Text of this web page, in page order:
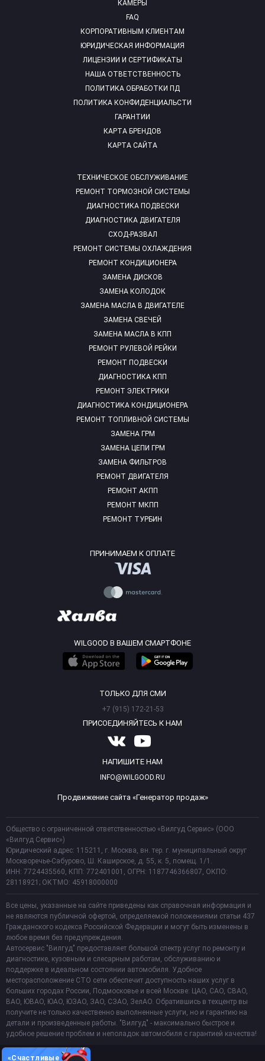
КАМЕРЫ
FAQ
ТЕХНИЧЕСКОЕ ОБСЛУЖИВАНИЕ
РЕМОНТ ТОРМОЗНОЙ СИСТЕМЫ
ДИАГНОСТИКА ПОДВЕСКИ
ДИАГНОСТИКА ДВИГАТЕЛЯ
СХОД-РАЗВАЛ
РЕМОНТ СИСТЕМЫ ОХЛАЖДЕНИЯ
РЕМОНТ КОНДИЦИОНЕРА
ЗАМЕНА ДИСКОВ
ЗАМЕНА КОЛОДОК
ЗАМЕНА МАСЛА В ДВИГАТЕЛЕ
ЗАМЕНА СВЕЧЕЙ
ЗАМЕНА МАСЛА В КПП
РЕМОНТ РУЛЕВОЙ РЕЙКИ
РЕМОНТ ПОДВЕСКИ
ДИАГНОСТИКА КПП
РЕМОНТ ЭЛЕКТРИКИ
ДИАГНОСТИКА КОНДИЦИОНЕРА
РЕМОНТ ТОПЛИВНОЙ СИСТЕМЫ
ЗАМЕНА ГРМ
ЗАМЕНА ЦЕПИ ГРМ
ЗАМЕНА ФИЛЬТРОВ
РЕМОНТ ДВИГАТЕЛЯ
РЕМОНТ АКПП
РЕМОНТ МКПП
РЕМОНТ ТУРБИН
КОРПОРАТИВНЫМ КЛИЕНТАМ
ЮРИДИЧЕСКАЯ ИНФОРМАЦИЯ
ЛИЦЕНЗИИ И СЕРТИФИКАТЫ
НАША ОТВЕТСТВЕННОСТЬ
ПОЛИТИКА ОБРАБОТКИ ПД
ПОЛИТИКА КОНФИДЕНЦИАЛЬСТИ
ГАРАНТИИ
КАРТА БРЕНДОВ
КАРТА САЙТА
ПРИНИМАЕМ К ОПЛАТЕ
WILGOOD В ВАШЕМ СМАРТФОНЕ
ТОЛЬКО ДЛЯ СМИ
+7 (915) 172-21-53
ПРИСОЕДИНЯЙТЕСЬ К НАМ
НАПИШИТЕ НАМ
INFO@WILGOOD.RU
Продвижение сайта «Генератор продаж»
Общество с ограниченной ответственностью «Вилгуд Сервис» (ООО
«Вилгуд Сервис»)
Юридический адрес: 115211, г. Москва, вн. тер. г. муниципальный округ
Москворечье-Сабурово, Ш. Каширское, д. 55, к. 5, помещ. 1/1.
ИНН: 7724435560, КПП: 772401001, ОГРН: 1187746366807, ОКПО:
28118921; ОКТМО: 45918000000
Все цены, указанные на сайте приведены как справочная информация и
не являются публичной офертой, определяемой положениями статьи 437
Гражданского кодекса Российской Федерации и могут быть изменены в
любое время без предупреждения.
Автосервис "Вилгуд" предоставляет большой спектр услуг по ремонту и
диагностике, кузовным и слесарным работам, обслуживанию и
поддержке в идеальном состоянии автомобиля. Удобное
месторасположение СТО сети обеспечит доступность наших услуг в
больших городах России, Подмосковье и всей Москве: ЦАО, САО, СВАО,
ВАО, ЮВАО, ЮАО, ЮЗАО, ЗАО, СЗАО, ЗелАО. Обратившись в техцентр вы
получите не только качественно выполненные услуги, но и гарантию на
детали и произведенные работы. "Вилгуд" - максимально быстрое и
удобное решение проблем и неполадок автомобиля с гарантией качества!
«Счастливые